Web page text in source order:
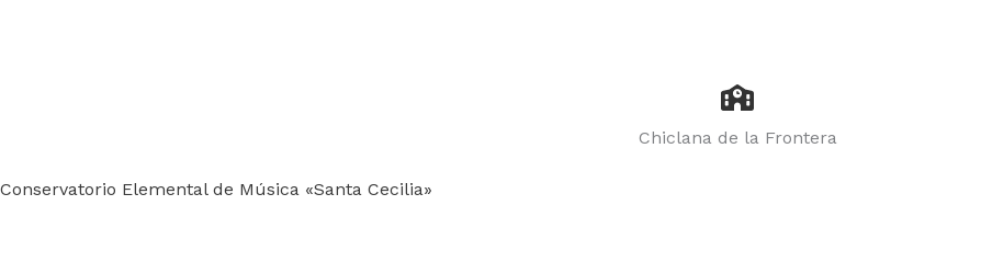
Chiclana de la Frontera
Conservatorio Elemental de Música «Santa Cecilia»